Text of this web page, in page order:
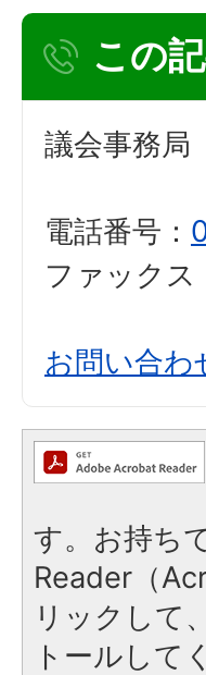
この
議会事務局
電話番号：
ファックス
お問い合わ
す。お持ち
Reader（
リックして
トールして